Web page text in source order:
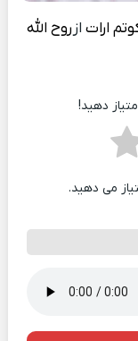
ارات از روح الله
دهید!
می دهید.